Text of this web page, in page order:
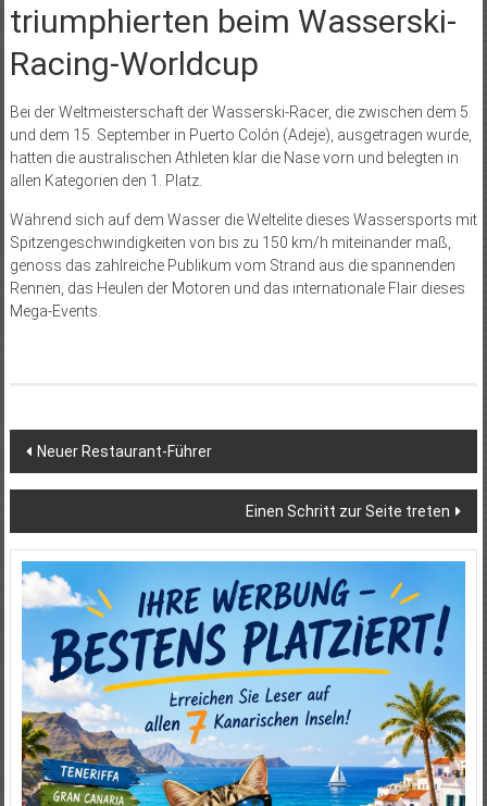
triumphierten beim Wasserski-
Racing-Worldcup
Bei der Weltmeisterschaft der Wasserski-Racer, die zwischen dem 5.
und dem 15. September in Puerto Colón (Adeje), ausgetragen wurde,
hatten die australischen Athleten klar die Nase vorn und belegten in
allen Kategorien den 1. Platz.
Während sich auf dem Wasser die Weltelite dieses Wassersports mit
Spitzengeschwindigkeiten von bis zu 150 km/h miteinander maß,
genoss das zahlreiche Publikum vom Strand aus die spannenden
Rennen, das Heulen der Motoren und das internationale Flair dieses
Mega-Events.
Beitragsnavigation
Neuer Restaurant-Führer
Einen Schritt zur Seite treten